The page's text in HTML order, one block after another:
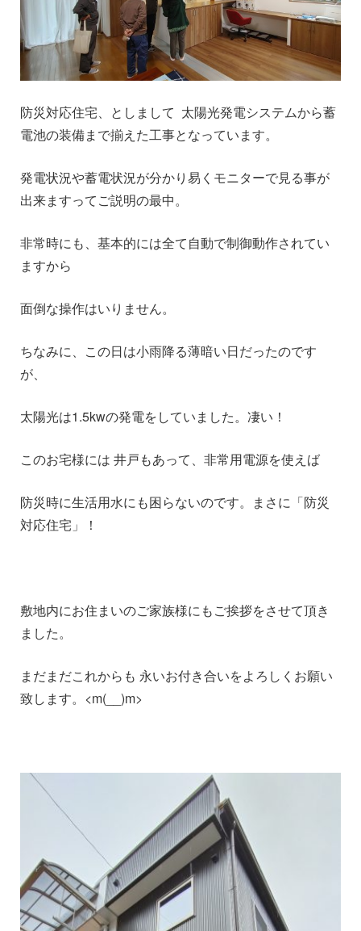
防災対応住宅、としまして 太陽光発電システムから蓄
電池の装備まで揃えた工事となっています。
発電状況や蓄電状況が分かり易くモニターで見る事が
出来ますってご説明の最中。
非常時にも、基本的には全て自動で制御動作されてい
ますから
面倒な操作はいりません。
ちなみに、この日は小雨降る薄暗い日だったのです
が、
太陽光は1.5kwの発電をしていました。凄い！
このお宅様には 井戸もあって、非常用電源を使えば
防災時に生活用水にも困らないのです。まさに「防災
対応住宅」！
敷地内にお住まいのご家族様にもご挨拶をさせて頂き
ました。
まだまだこれからも 永いお付き合いをよろしくお願い
致します。<m(__)m>